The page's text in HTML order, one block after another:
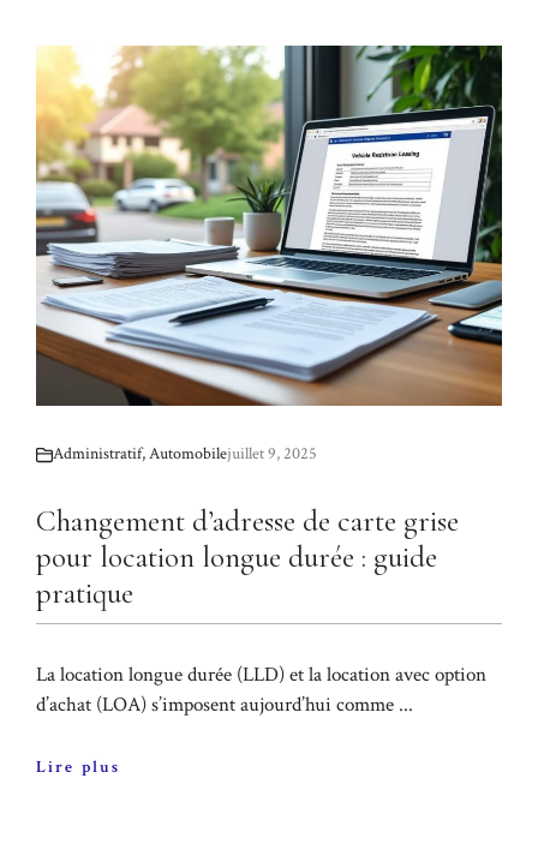
Administratif,Automobilejuillet 9, 2025
Changement d’adresse de carte grise
pour location longue durée : guide
pratique
La location longue durée (LLD) et la location avec option
d’achat (LOA) s’imposent aujourd’hui comme ...
Lire plus